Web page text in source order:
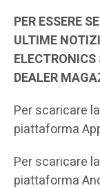
PER ESSERE
ULTIME
DEALER
Per scaricare
piattaforma
Per scaricare
piattaforma